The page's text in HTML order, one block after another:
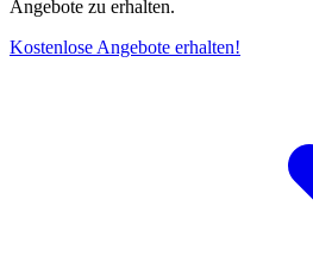
Angebote zu erhalten.
Kostenlose Angebote erhalten!